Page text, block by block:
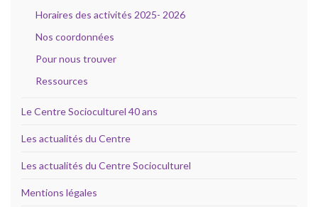
Horaires des activités 2025- 2026
Nos coordonnées
Pour nous trouver
Ressources
Le Centre Socioculturel 40 ans
Les actualités du Centre
Les actualités du Centre Socioculturel
Mentions légales